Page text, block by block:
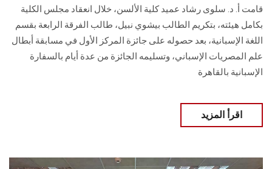
قامت أ. د. سلوى رشاد عميد كلية الألسن، خلال انعقاد مجلس الكلية
بكامل هيئته، بتكريم الطالب بيشوي نبيل، طالب الفرقة الرابعة بقسم
اللغة الإسبانية، بعد حصوله على جائزة المركز الأول في مسابقة أبطال
علم المصريات الإسباني، وتسليمه الجائزة من عدة أيام بالسفارة
الإسبانية بالقاهرة
اقرأ المزيد